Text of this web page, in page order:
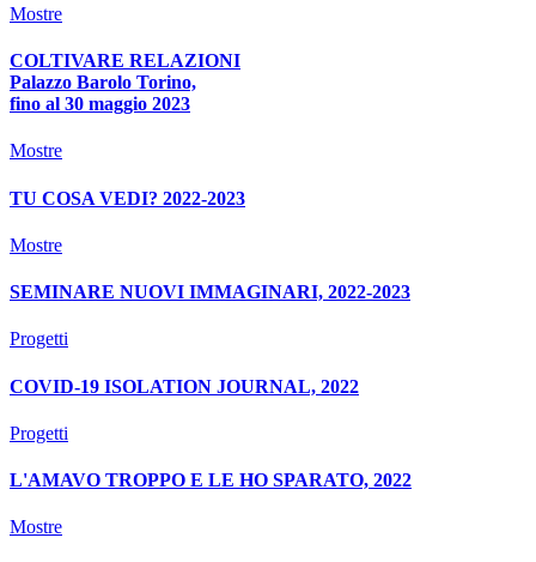
Mostre
COLTIVARE RELAZIONI
Palazzo Barolo Torino,
fino al 30 maggio 2023
Mostre
TU COSA VEDI? 2022-2023
Mostre
SEMINARE NUOVI IMMAGINARI, 2022-2023
Progetti
COVID-19 ISOLATION JOURNAL, 2022
Progetti
L'AMAVO TROPPO E LE HO SPARATO, 2022
Mostre